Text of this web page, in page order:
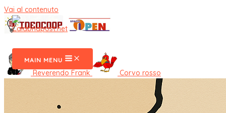
Vai al contenuto
MAIN MENU
Reverendo Frank Corvo rosso